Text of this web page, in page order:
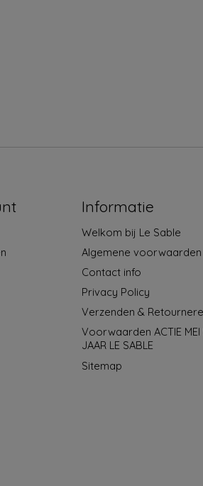
Informatie
Welkom bij Le Sable
Algemene voorwaarden
Contact info
Privacy Policy
Verzenden &
Voorwaarden ACTIE MEI
JAAR LE SABLE
Sitemap